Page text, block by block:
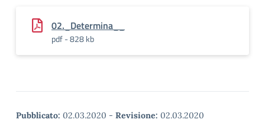
02._Determina__
pdf - 828 kb
Pubblicato: 02.03.2020 - Revisione: 02.03.2020